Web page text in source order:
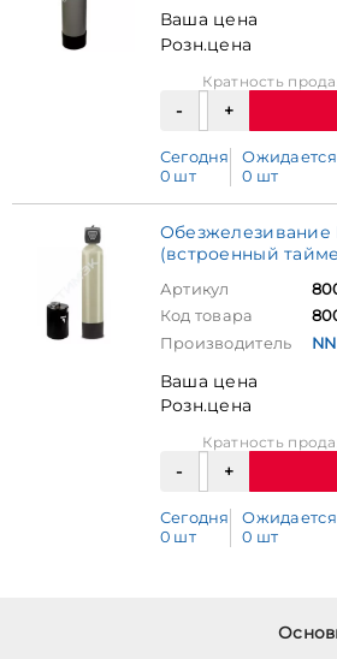
Ваша цена
Розн.цена
Кратность
Сегодня
0 шт
Ожидается
0 шт
Обезжелезивание
(встроенный
Артикул
Код товара
Производитель
NN
Ваша цена
Розн.цена
Кратность
Сегодня
0 шт
Ожидается
0 шт